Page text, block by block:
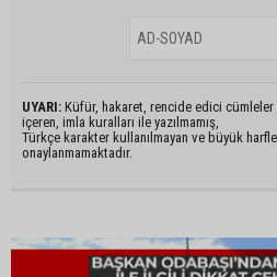
UYARI: Küfür, hakaret, rencide edici cümleler
içeren, imla kuralları ile yazılmamış,
Türkçe karakter kullanılmayan ve büyük
onaylanmamaktadır.